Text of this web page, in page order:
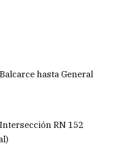
hasta General
RN 152